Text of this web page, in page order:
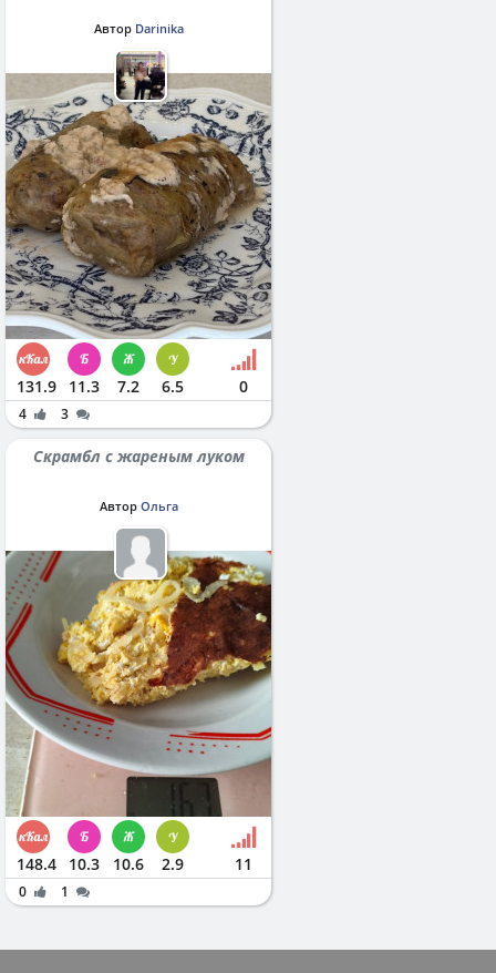
Автор Darinika
131.9 11.3 7.2 6.5 0
4 3
Скрамбл с жареным луком
Автор Ольга
148.4 10.3 10.6 2.9 11
0 1